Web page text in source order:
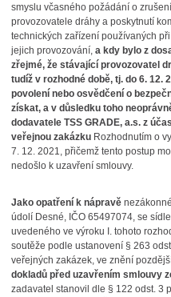
smyslu včasného požádání o
provozovatele dráhy a poskytnutí
technických zařízení používaných
jejich provozování, a kdy bylo z
zřejmé, že stávající provozovatel
tudíž v rozhodné době, tj. do 6. 12.
povolení nebo osvědčení o
získat, a v důsledku toho
dodavatele TSS GRADE, a.s. z
veřejnou zakázku Rozhodnutím o
7. 12. 2021, přičemž tento postup
nedošlo k uzavření smlouvy.
Jako opatření k nápravě
údolí Desné, IČO 65497074, se
uvedeného ve výroku I. tohoto
soutěže podle ustanovení § 263
veřejných zakázek, ve znění
dokladů před uzavřením smlouvy
zadavatel stanovil dle § 122 odst. 3